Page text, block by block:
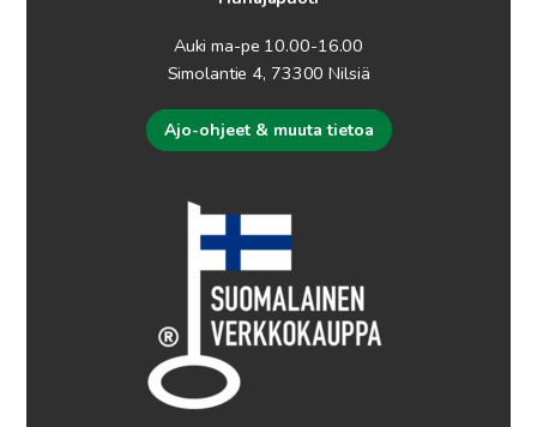
Auki ma-pe 10.00-16.00
Simolantie 4, 73300 Nilsiä
Ajo-ohjeet & muuta tietoa